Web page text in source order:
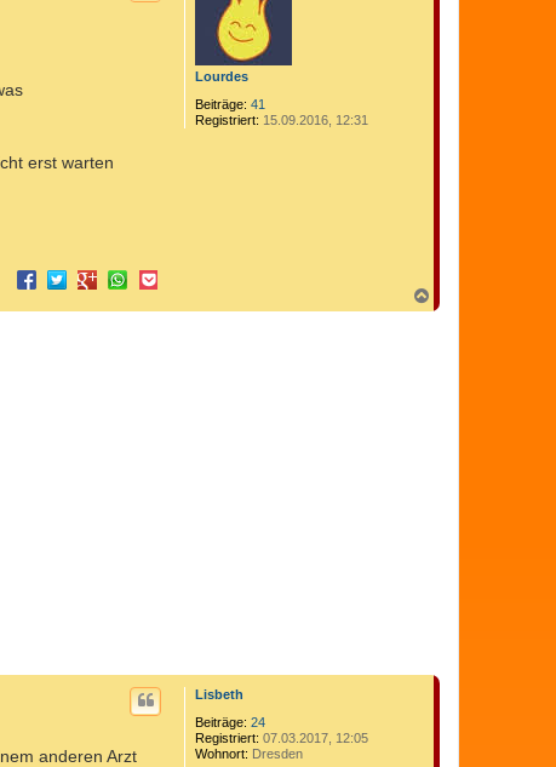
Lourdes
Beiträge: 41
Registriert: 15.09.2016, 12:31
erst warten
a
Lisbeth
Beiträge: 24
Registriert: 07.03.2017, 12:05
Wohnort: Dresden
anderen Arzt